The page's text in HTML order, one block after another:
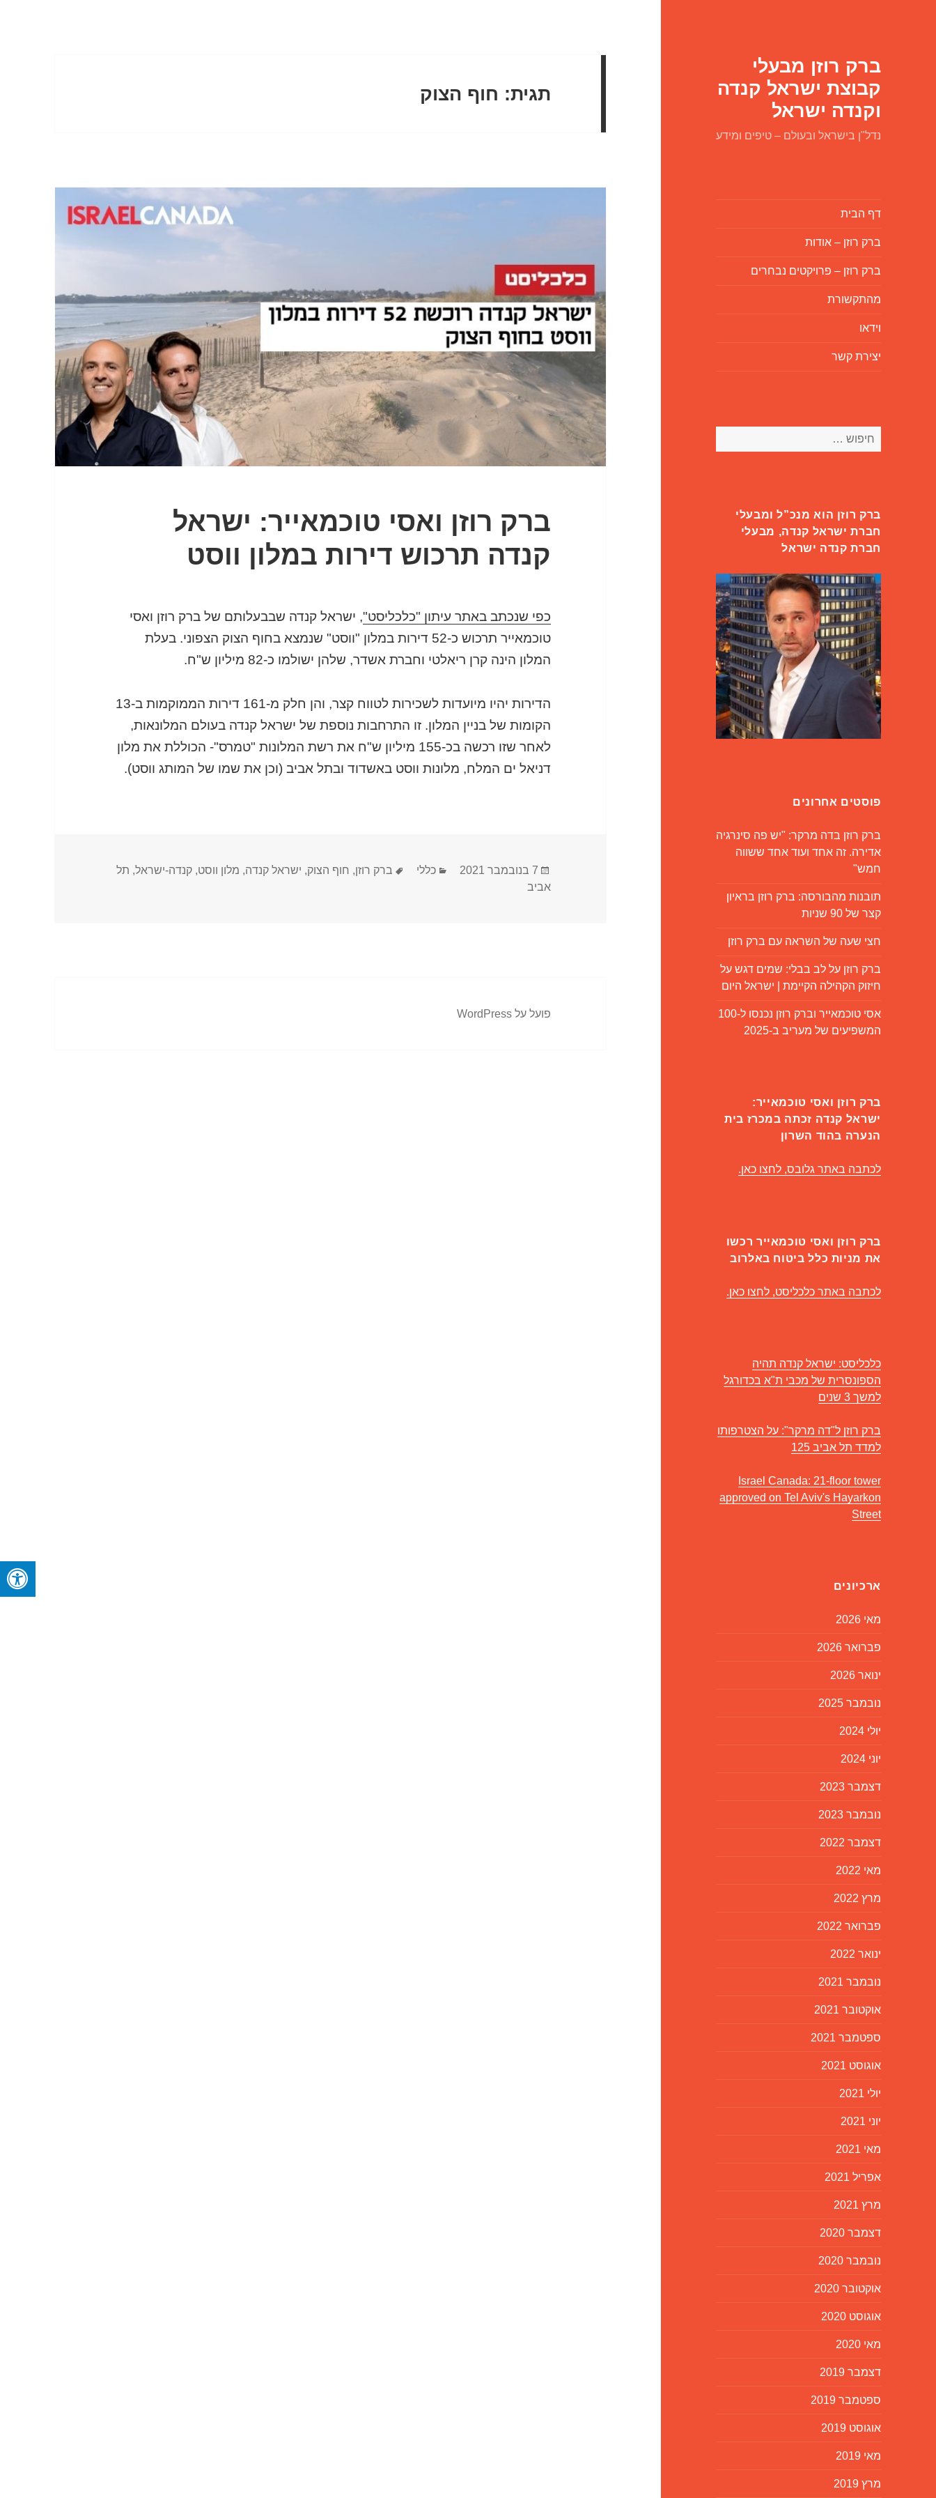
ברק רוזן מבעלי
קבוצת ישראל קנדה
וקנדה ישראל
נדל"ן בישראל ובעולם – טיפים ומידע
דף הבית
ברק רוזן – אודות
ברק רוזן – פרויקטים נבחרים
מהתקשורת
וידאו
יצירת קשר
חיפוש:
ברק רוזן הוא מנכ”ל ומבעלי
חברת ישראל קנדה, מבעלי
חברת קנדה ישראל
פוסטים אחרונים
ברק רוזן בדה מרקר: "יש פה סינרגיה
אדירה. זה אחד ועוד אחד ששווה
חמש"
תובנות מהבורסה: ברק רוזן בראיון
קצר של 90 שניות
חצי שעה של השראה עם ברק רוזן
ברק רוזן על לב בבלי: שמים דגש על
חיזוק הקהילה הקיימת | ישראל היום
אסי טוכמאייר וברק רוזן נכנסו ל-100
המשפיעים של מעריב ב-2025
ברק רוזן ואסי טוכמאייר:
ישראל קנדה זכתה במכרז בית
הנערה בהוד השרון
לכתבה באתר גלובס, לחצו כאן.
ברק רוזן ואסי טוכמאייר רכשו
את מניות כלל ביטוח באלרוב
לכתבה באתר כלכליסט, לחצו כאן.
כלכליסט: ישראל קנדה תהיה
הספונסרית של מכבי ת"א בכדורגל
למשך 3 שנים
ברק רוזן ל"דה מרקר": על הצטרפותו
למדד תל אביב 125
Israel Canada: 21-floor tower
approved on Tel Aviv's Hayarkon
Street
ארכיונים
מאי 2026
פברואר 2026
ינואר 2026
נובמבר 2025
יולי 2024
יוני 2024
דצמבר 2023
נובמבר 2023
דצמבר 2022
מאי 2022
מרץ 2022
פברואר 2022
ינואר 2022
נובמבר 2021
אוקטובר 2021
ספטמבר 2021
אוגוסט 2021
יולי 2021
יוני 2021
מאי 2021
אפריל 2021
מרץ 2021
דצמבר 2020
נובמבר 2020
אוקטובר 2020
אוגוסט 2020
מאי 2020
דצמבר 2019
ספטמבר 2019
אוגוסט 2019
מאי 2019
מרץ 2019
תגית: חוף הצוק
ברק רוזן ואסי טוכמאייר: ישראל
קנדה תרכוש דירות במלון ווסט
כפי שנכתב באתר עיתון "כלכליסט", ישראל קנדה שבבעלותם של ברק רוזן ואסי
טוכמאייר תרכוש כ-52 דירות במלון "ווסט" שנמצא בחוף הצוק הצפוני. בעלת
המלון הינה קרן ריאלטי וחברת אשדר, שלהן ישולמו כ-82 מיליון ש"ח.
הדירות יהיו מיועדות לשכירות לטווח קצר, והן חלק מ-161 דירות הממוקמות ב-13
הקומות של בניין המלון. זו התרחבות נוספת של ישראל קנדה בעולם המלונאות,
לאחר שזו רכשה בכ-155 מיליון ש"ח את רשת המלונות "טמרס"- הכוללת את מלון
דניאל ים המלח, מלונות ווסט באשדוד ובתל אביב (וכן את שמו של המותג ווסט).
פורסם
בתאריך
7 בנובמבר 2021 קטגוריות
כללי תגיות
ברק רוזן, חוף הצוק, ישראל קנדה, מלון ווסט,קנדה-ישראל, תל
אביב
פועל על WordPress